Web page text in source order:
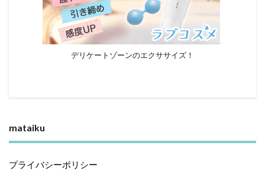
デリケートゾーンのエクササイズ！
mataiku
プライバシーポリシー